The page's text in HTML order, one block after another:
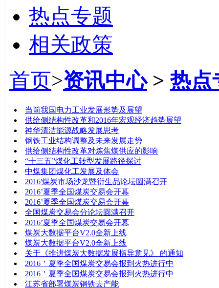
热点专题
相关政策
首页>资讯中心> 热点
当前我国电力工业发展形势及展望
供给侧结构性改革和2016年宏观经济趋势展望
神华清洁能源战略发展思考
钢铁工业结构调整及未来发展走势
供给侧结构性改革对炼焦煤供应的影响
“十三五”煤化工转型发展路径探讨
中煤集团煤化工发展及体会
2016'煤炭市场沙龙暨衍生品论坛圆满召开
2016’夏季全国煤炭交易会开幕
2016’夏季全国煤炭交易会开幕
全国煤炭交易会分论坛圆满召开
2016’夏季全国煤炭交易会开幕
煤炭大数据平台V2.0全新上线
煤炭大数据平台V2.0全新上线
关于《推进煤炭大数据发展指导意见》 的通知
2016＇夏季全国煤炭交易会报到火热进行中
2016＇夏季全国煤炭交易会报到火热进行中
江苏省部署煤炭钢铁去产能